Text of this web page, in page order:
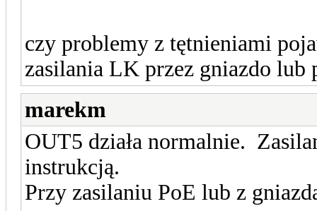
czy problemy z tętnieniami
zasilania LK przez gniazdo lub
marekm
OUT5 działa normalnie.
instrukcją.
Przy zasilaniu PoE lub z